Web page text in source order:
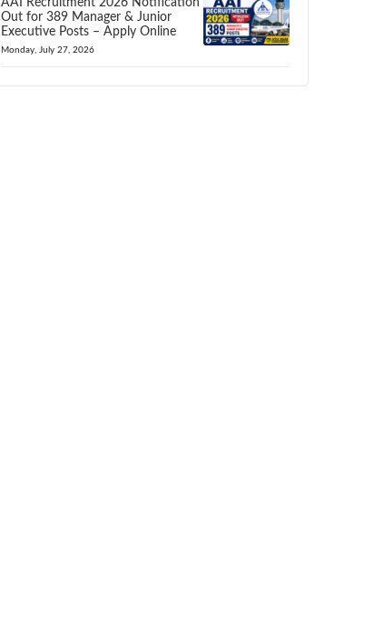
Out for 389 Manager & Junior
Executive Posts – Apply Online
Monday, July 27, 2026